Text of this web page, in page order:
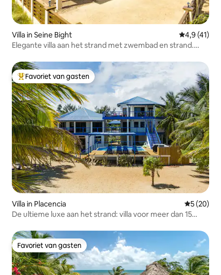
Villa in Seine Bight
4,9 (41)
Elegante villa aan het strand met zwembad en strand.
Topfavoriet van gasten
Favoriet van gasten
Villa in Placencia
5 (20)
De ultieme luxe aan het strand: villa voor meer dan 15
Favoriet van gasten
Favoriet van gasten